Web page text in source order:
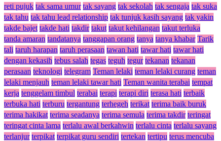
reti pujuk tak sama umur tak sayang tak sekolah tak sengaja tak suka
tak tahu tak tahu lead relationship tak tunjuk kasih sayang tak yakin
takde bajet takde hati takdir takut takut kehilangan takut terluka
tanda amaran tandatanya tanggapan orang tanya tanya khabar Tarik
tali taruh harapan taruh perasaan tawan hati tawar hati tawar hati
dengan kekasih tebus salah tegas teguh tegur tekanan tekanan
perasaan teknologi telegram Teman lelaki teman lelaki curang teman
lelaki menjauh teman lelaki tawar hati Teman wanita terabai tempat
kerja tenggelam timbul terabai terapi terapi diri terasa hati terbaik
terbuka hati terburu tergantung terhegeh terikat terima baik buruk
terima hakikat terima seadanya terima semula terima takdir teringat
teringat cinta lama terlalu awal berkahwin terlalu cinta terlalu sayang
terlanjur terpikat terpikat guru sendiri tertekan tertipu terus mencuba